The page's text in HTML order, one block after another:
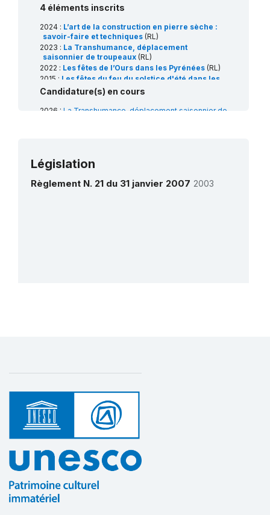
4 éléments inscrits
2024 : L’art de la construction en pierre sèche :
savoir-faire et techniques (RL)
2023 : La Transhumance, déplacement
saisonnier de troupeaux (RL)
2022 : Les fêtes de l’Ours dans les Pyrénées (RL)
2015 : Les fêtes du feu du solstice d'été dans les
Pyrénées(RL)
Candidature(s) en cours
2026 : La Transhumance, déplacement saisonnier de
Législation
Règlement N. 21 du 31 janvier 2007 2003